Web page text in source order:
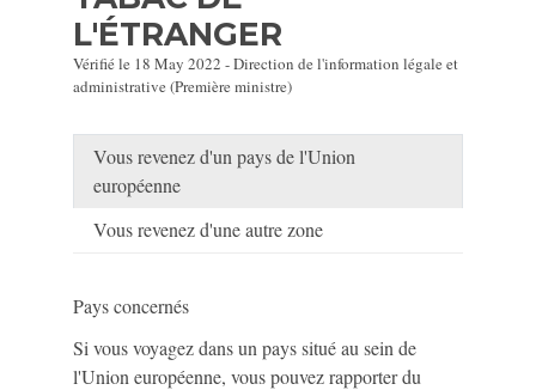
L'ÉTRANGER
Vérifié le 18 May 2022 - Direction de l'information légale et
administrative (Première ministre)
Vous revenez d'un pays de l'Union
européenne
Vous revenez d'une autre zone
Pays concernés
Si vous voyagez dans un pays situé au sein de
l'Union européenne, vous pouvez rapporter du